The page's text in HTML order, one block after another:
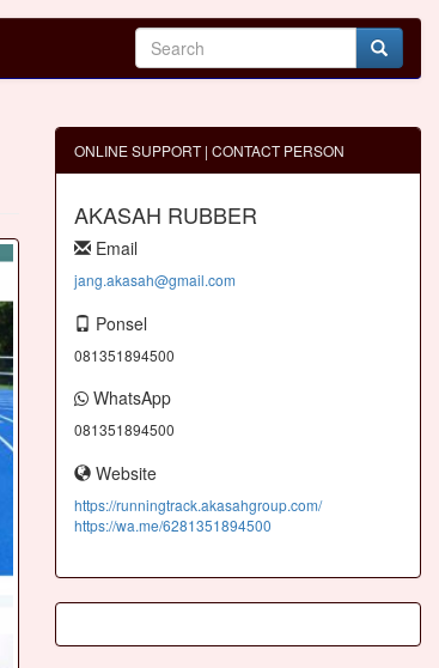
ONLINE SUPPORT | CONTACT PERSON
AKASAH RUBBER
Email
jang.akasah@gmail.com
Ponsel
081351894500
WhatsApp
081351894500
Website
https://runningtrack.akasahgroup.com/
https://wa.me/6281351894500